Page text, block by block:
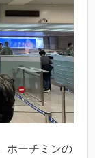
ホーチミンの